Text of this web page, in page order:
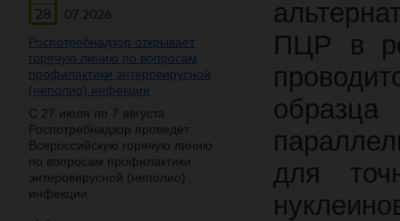
28
07.2026
Роспотребнадзор открывает
горячую линию по вопросам
профилактики энтеровирусной
(неполио) инфекции
С 27 июля по 7 августа
Роспотребнадзор проведет
Всероссийскую горячую линию
по вопросам профилактики
энтеровирусной (неполио)
инфекции.
ПЦР в
для